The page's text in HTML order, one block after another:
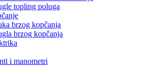
topling poluga
brzog kopčanja
brzog kopčanja
i manometri